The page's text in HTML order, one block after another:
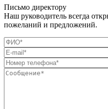
Письмо директору
Наш руководитель всегда
пожеланий и предложений.